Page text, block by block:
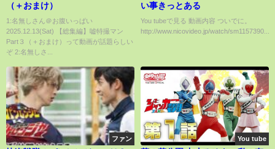
（＋おまけ）
1:名無しさん＠お腹いっぱい
2025.12.13(Sat) 【総集編】嘘特撮マン
Part３（＋おまけ）って動画が話題らしい
ぞ 2:名無しさ...
い事きっとある
You tubeで見る 動画内容 ついでに。
http://www.nicovideo.jp/watch/sm1157390...
ファン You tube